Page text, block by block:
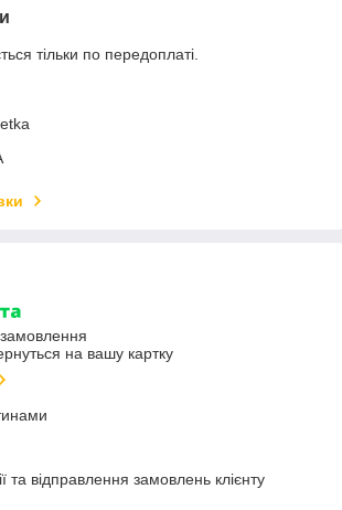
тільки по передоплаті.
на вашу картку
та відправлення замовлень клієнту